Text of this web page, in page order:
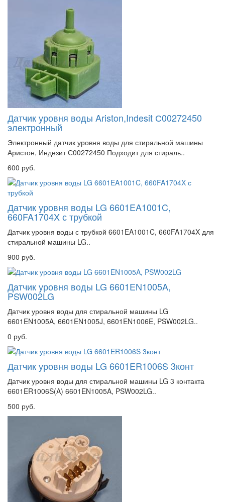
Датчик уровня воды Ariston,Indesit С00272450
электронный
Электронный датчик уровня воды для стиральной машины
Аристон, Индезит С00272450 Подходит для стираль..
600 руб.
Датчик уровня воды LG 6601EA1001C,
660FA1704X с трубкой
Датчик уровня воды с трубкой 6601EA1001C, 660FA1704X для
стиральной машины LG..
900 руб.
Датчик уровня воды LG 6601EN1005A,
PSW002LG
Датчик уровня воды для стиральной машины LG
6601EN1005A, 6601EN1005J, 6601EN1006E, PSW002LG..
0 руб.
Датчик уровня воды LG 6601ER1006S 3конт
Датчик уровня воды для стиральной машины LG 3 контакта
6601ER1006S(A) 6601EN1005A, PSW002LG..
500 руб.